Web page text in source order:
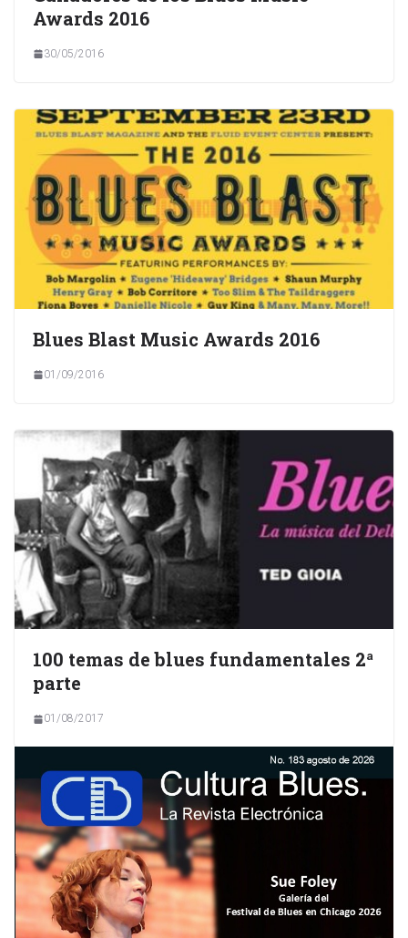
Awards 2016
30/05/2016
Blues Blast Music Awards 2016
01/09/2016
100 temas de blues fundamentales 2ª
parte
01/08/2017